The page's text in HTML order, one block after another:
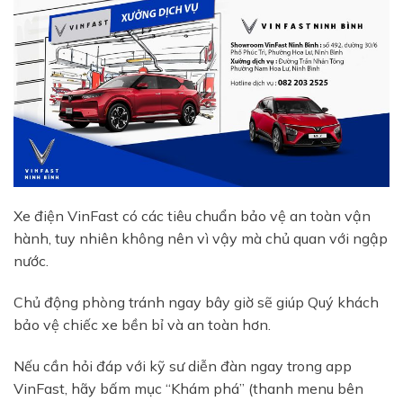
Xe điện VinFast có các tiêu chuẩn bảo vệ an toàn vận
hành, tuy nhiên không nên vì vậy mà chủ quan với ngập
nước.
Chủ động phòng tránh ngay bây giờ sẽ giúp Quý khách
bảo vệ chiếc xe bền bỉ và an toàn hơn.
Nếu cần hỏi đáp với kỹ sư diễn đàn ngay trong app
VinFast, hãy bấm mục “Khám phá” (thanh menu bên